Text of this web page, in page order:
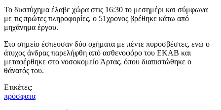
Το δυστύχημα έλαβε χώρα στις 16:30 το μεσημέρι και σύμφωνα
με τις πρώτες πληροφορίες, ο 51χρονος βρέθηκε κάτω από
μηχάνημα έργου.
Στο σημείο έσπευσαν δύο οχήματα με πέντε πυροσβέστες, ενώ ο
άτυχος άνδρας παρελήφθη από ασθενοφόρο του ΕΚΑΒ και
μεταφέρθηκε στο νοσοκομείο Άρτας, όπου διαπιστώθηκε ο
θάνατός του.
Ετικέτες:
πρόσφατα